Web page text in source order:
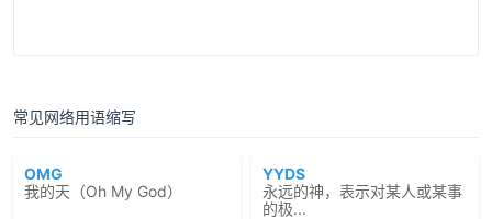
常见网络用语缩写
OMG
我的天（Oh My God）
YYDS
永远的神，表示对某人或某事
的极...